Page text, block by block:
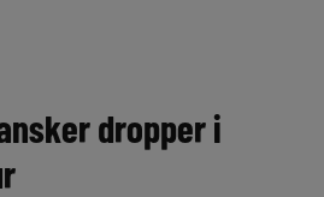
dropper i